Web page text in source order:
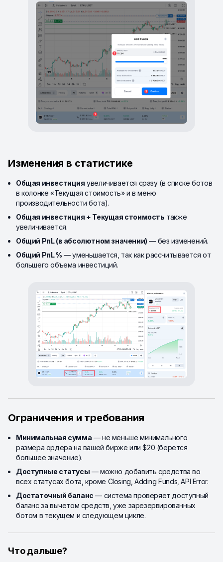
Изменения в статистике
Общая инвестиция увеличивается сразу (в списке ботов
в колонке «Текущая стоимость» и в меню
производительности бота).
Общая инвестиция + Текущая стоимость также
увеличивается.
Общий PnL (в абсолютном значении) — без изменений.
Общий PnL % — уменьшается, так как рассчитывается от
большего объема инвестиций.
Ограничения и требования
Минимальная сумма — не меньше минимального
размера ордера на вашей бирже или $20 (берется
большее значение).
Доступные статусы — можно добавить средства во
всех статусах бота, кроме Closing, Adding Funds, API Error.
Достаточный баланс — система проверяет доступный
баланс за вычетом средств, уже зарезервированных
ботом в текущем и следующем цикле.
Что дальше?